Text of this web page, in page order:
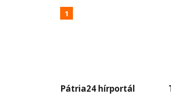
1
Pátria24 hírportál